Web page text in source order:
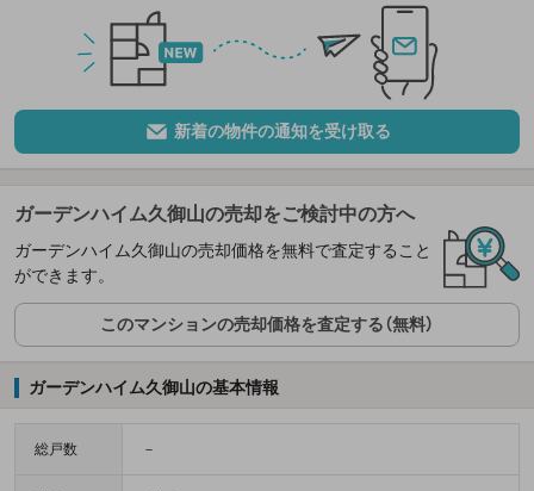
新着の物件の通知を受け取る
ガーデンハイム久御山の売却をご検討中の方へ
ガーデンハイム久御山の売却価格を無料で査定すること
ができます。
このマンションの売却価格を査定する（無料）
ガーデンハイム久御山の基本情報
総戸数 －